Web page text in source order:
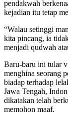
pendakwah
kejadian itu tetap
“Walau setinggi
kita pincang, ia
menjadi qudwah
Baru-baru ini tular
menghina seorang
biadap terhadap
Jawa Tengah,
dikatakan telah
memohon maaf.